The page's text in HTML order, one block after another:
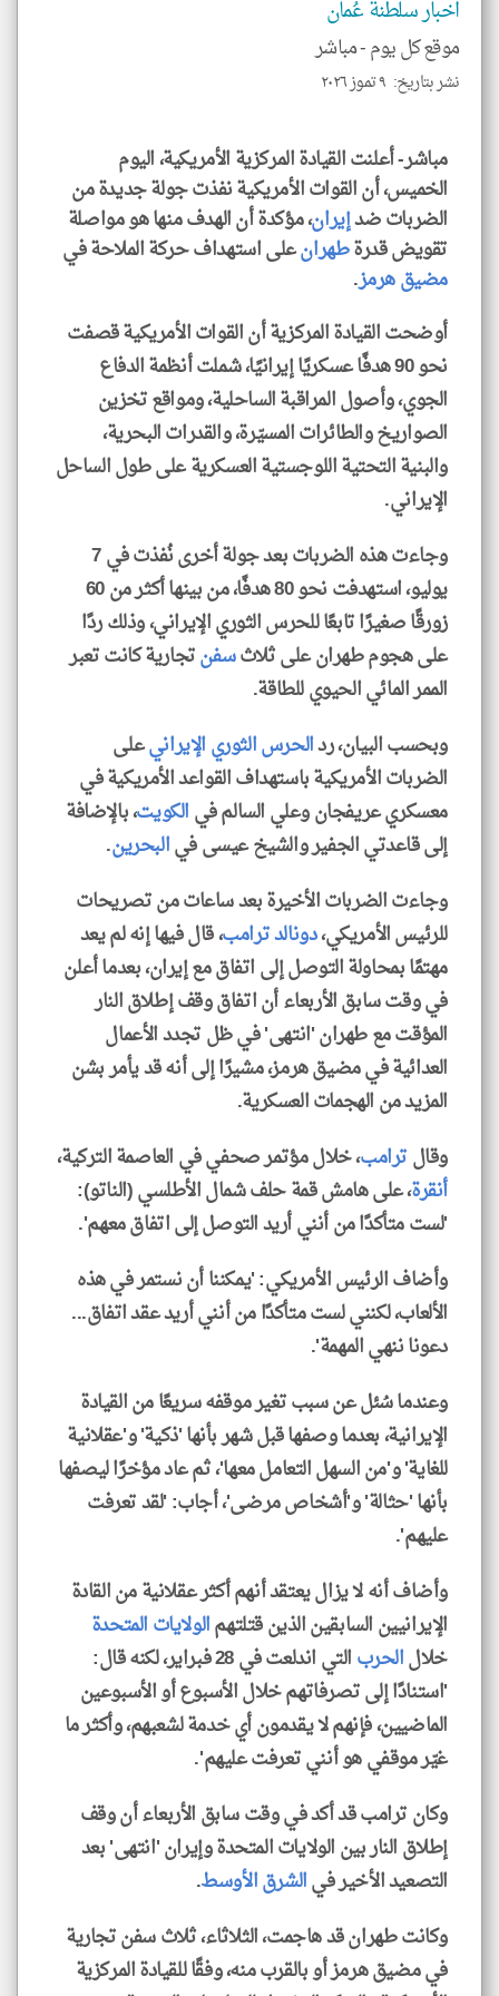
اخبار سلطنة عُمان
موقع كل يوم -مباشر
نشر بتاريخ: ٩ تموز ٢٠٢٦
مباشر- أعلنت القيادة المركزية الأمريكية، اليوم
الخميس، أن القوات الأمريكية نفذت جولة جديدة من
الضربات ضدإيران، مؤكدة أن الهدف منها هو مواصلة
تقويض قدرةطهرانعلى استهداف حركة الملاحة في
مضيق هرمز.
أوضحت القيادة المركزية أن القوات الأمريكية قصفت
نحو 90 هدفًا عسكريًا إيرانيًا، شملت أنظمة الدفاع
الجوي، وأصول المراقبة الساحلية، ومواقع تخزين
الصواريخ والطائرات المسيّرة، والقدرات البحرية،
والبنية التحتية اللوجستية العسكرية على طول الساحل
الإيراني.
وجاءت هذه الضربات بعد جولة أخرى نُفذت في 7
يوليو، استهدفت نحو 80 هدفًا، من بينها أكثر من 60
زورقًا صغيرًا تابعًا للحرس الثوري الإيراني، وذلك ردًا
على هجوم طهران على ثلاثسفنتجارية كانت تعبر
الممر المائي الحيوي للطاقة.
وبحسب البيان، ردالحرس الثوري الإيرانيعلى
الضربات الأمريكية باستهداف القواعد الأمريكية في
معسكري عريفجان وعلي السالم فيالكويت، بالإضافة
إلى قاعدتي الجفير والشيخ عيسى فيالبحرين.
وجاءت الضربات الأخيرة بعد ساعات من تصريحات
للرئيس الأمريكي،دونالد ترامب، قال فيها إنه لم يعد
مهتمًا بمحاولة التوصل إلى اتفاق مع إيران، بعدما أعلن
في وقت سابق الأربعاء أن اتفاق وقف إطلاق النار
المؤقت مع طهران 'انتهى' في ظل تجدد الأعمال
العدائية في مضيق هرمز، مشيرًا إلى أنه قد يأمر بشن
المزيد من الهجمات العسكرية.
وقالترامب، خلال مؤتمر صحفي في العاصمة التركية،
أنقرة، على هامش قمة حلف شمال الأطلسي (الناتو):
'لست متأكدًا من أنني أريد التوصل إلى اتفاق معهم'.
وأضاف الرئيس الأمريكي: 'يمكننا أن نستمر في هذه
الألعاب، لكنني لست متأكدًا من أنني أريد عقد اتفاق...
دعونا ننهي المهمة'.
وعندما سُئل عن سبب تغير موقفه سريعًا من القيادة
الإيرانية، بعدما وصفها قبل شهر بأنها 'ذكية' و'عقلانية
للغاية' و'من السهل التعامل معها'، ثم عاد مؤخرًا ليصفها
بأنها 'حثالة' و'أشخاص مرضى'، أجاب: 'لقد تعرفت
عليهم'.
وأضاف أنه لا يزال يعتقد أنهم أكثر عقلانية من القادة
الإيرانيين السابقين الذين قتلتهمالولايات المتحدة
خلالالحرب
التي اندلعت في 28 فبراير، لكنه قال:
'استنادًا إلى تصرفاتهم خلال الأسبوع أو الأسبوعين
الماضيين، فإنهم لا يقدمون أي خدمة لشعبهم، وأكثر ما
غيّر موقفي هو أنني تعرفت عليهم'.
وكان ترامب قد أكد في وقت سابق الأربعاء أن وقف
إطلاق النار بين الولايات المتحدة وإيران 'انتهى' بعد
التصعيد الأخير فيالشرق الأوسط.
وكانت طهران قد هاجمت، الثلاثاء، ثلاث سفن تجارية
في مضيق هرمز أو بالقرب منه، وفقًا للقيادة المركزية
klyoum.com